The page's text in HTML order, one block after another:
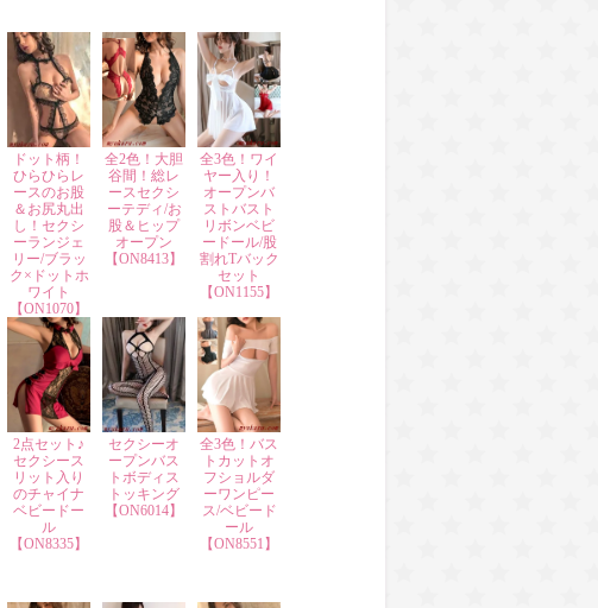
ドット柄！
ひらひらレ
ースのお股
＆お尻丸出
し！セクシ
ーランジェ
リー/ブラッ
ク×ドットホ
ワイト
【ON1070】
全2色！大胆
谷間！総レ
ースセクシ
ーテディ/お
股＆ヒップ
オープン
【ON8413】
全3色！ワイ
ヤー入り！
オープンバ
ストバスト
リボンベビ
ードール/股
割れTバック
セット
【ON1155】
2点セット♪
セクシース
リット入り
のチャイナ
ベビードー
ル
【ON8335】
セクシーオ
ープンバス
トボディス
トッキング
【ON6014】
全3色！バス
トカットオ
フショルダ
ーワンピー
ス/ベビード
ール
【ON8551】